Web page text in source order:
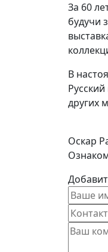
За 60
будучи
В
других
Оскар